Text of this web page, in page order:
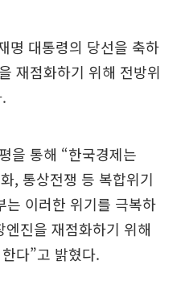
명 대통령의 당선을 축하
재점화하기 위해 전방위
을 통해 “한국경제는
, 통상전쟁 등 복합위기
는 이러한 위기를 극복하
진을 재점화하기 위해
다”고 밝혔다.